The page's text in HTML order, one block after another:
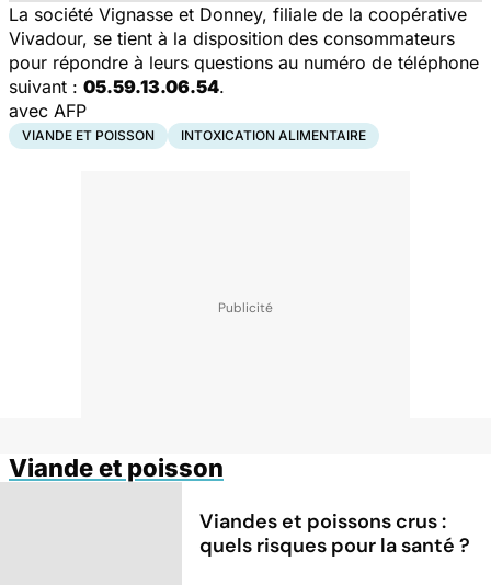
La société Vignasse et Donney, filiale de la coopérative
Vivadour, se tient à la disposition des consommateurs
pour répondre à leurs questions au numéro de téléphone
suivant : 05.59.13.06.54.
avec AFP
VIANDE ET POISSON INTOXICATION ALIMENTAIRE
Viande et poisson
Viandes et poissons crus :
quels risques pour la santé ?